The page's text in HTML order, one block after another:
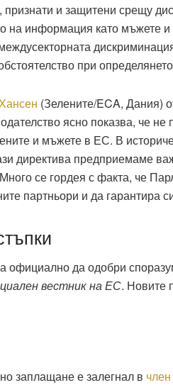
и защитени срещу
на информация като мъжете и
при
(Зелените/ECA, Дания)
ясно показва, че
и мъжете в ЕС. В
директива предприемаме
се гордея с факта, че
партньори и да гарантира
официално да одобри
вестник на ЕС. Новите
заплащане е залегнал в